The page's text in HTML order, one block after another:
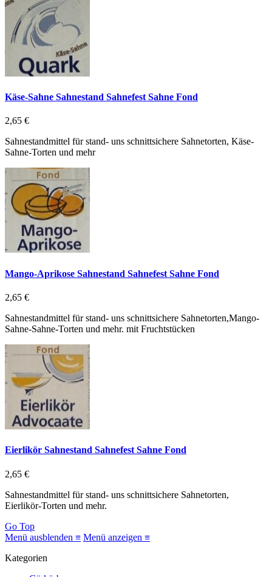
Käse-Sahne Sahnestand Sahnefest Sahne Fond
2,65 €
Sahnestandmittel für stand- uns schnittsichere Sahnetorten, Käse-
Sahne-Torten und mehr
Mango-Aprikose Sahnestand Sahnefest Sahne Fond
2,65 €
Sahnestandmittel für stand- uns schnittsichere Sahnetorten,Mango-
Sahne-Sahne-Torten und mehr. mit Fruchtstücken
Eierlikör Sahnestand Sahnefest Sahne Fond
2,65 €
Sahnestandmittel für stand- uns schnittsichere Sahnetorten,
Eierlikör-Torten und mehr.
Go Top
Menü ausblenden ≡ Menü anzeigen ≡
Kategorien